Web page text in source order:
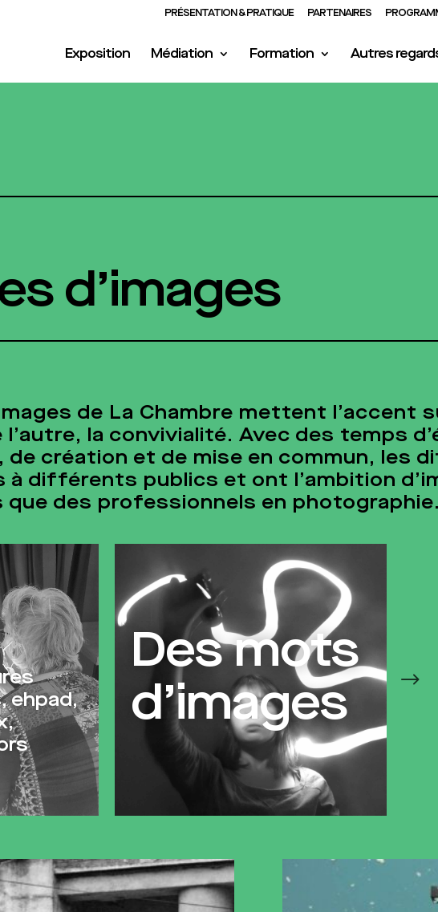
PRÉSENTATION & PRATIQUE PARTENAIRES
Exposition Médiation Formation Autres
d’images
de La Chambre mettent l’accent
la convivialité. Avec des temps
de création et de mise en commun, les
différents publics et ont l’ambition
que des professionnels en photographie.
Entre les
images
Un programme en
partenariat avec les
réseau Diagonal